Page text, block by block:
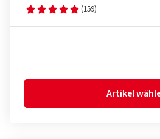
(159)
Artikel